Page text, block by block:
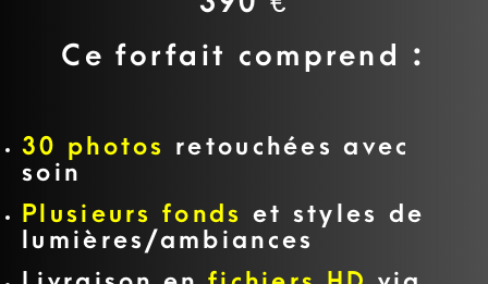
Ce forfait comprend :
30 photos retouchées avec
soin
Plusieurs fonds et styles de
lumières/ambiances